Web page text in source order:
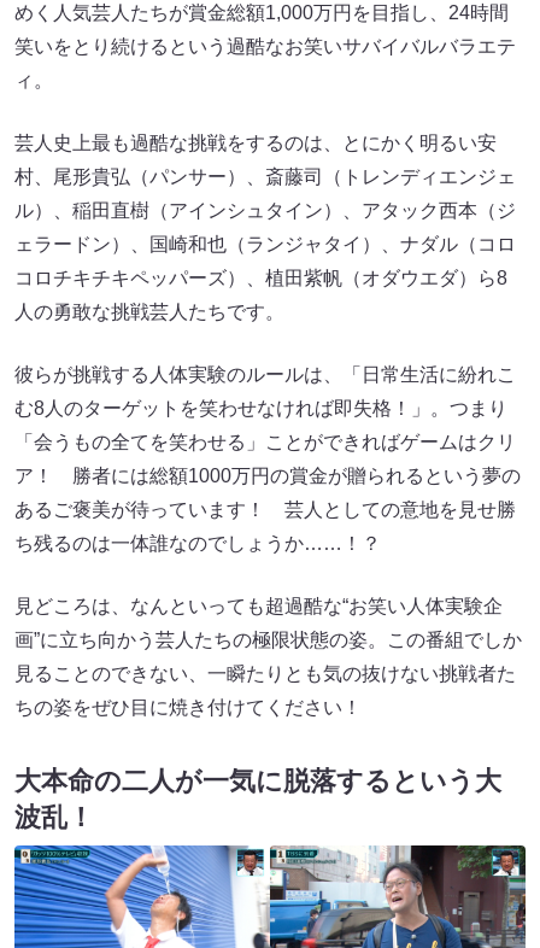
めく人気芸人たちが賞金総額1,000万円を目指し、24時間
笑いをとり続けるという過酷なお笑いサバイバルバラエテ
ィ。
芸人史上最も過酷な挑戦をするのは、とにかく明るい安
村、尾形貴弘（パンサー）、斎藤司（トレンディエンジェ
ル）、稲⽥直樹（アインシュタイン）、アタック⻄本（ジ
ェラードン）、国崎和也（ランジャタイ）、ナダル（コロ
コロチキチキペッパーズ）、植⽥紫帆（オダウエダ）ら8
人の勇敢な挑戦芸人たちです。
彼らが挑戦する人体実験のルールは、「日常生活に紛れこ
む8人のターゲットを笑わせなければ即失格！」。つまり
「会うもの全てを笑わせる」ことができればゲームはクリ
ア！ 勝者には総額1000万円の賞金が贈られるという夢の
あるご褒美が待っています！ 芸人としての意地を見せ勝
ち残るのは一体誰なのでしょうか……！？
見どころは、なんといっても超過酷な“お笑い人体実験企
画”に立ち向かう芸人たちの極限状態の姿。この番組でしか
見ることのできない、一瞬たりとも気の抜けない挑戦者た
ちの姿をぜひ目に焼き付けてください！
大本命の二人が一気に脱落するという大
波乱！